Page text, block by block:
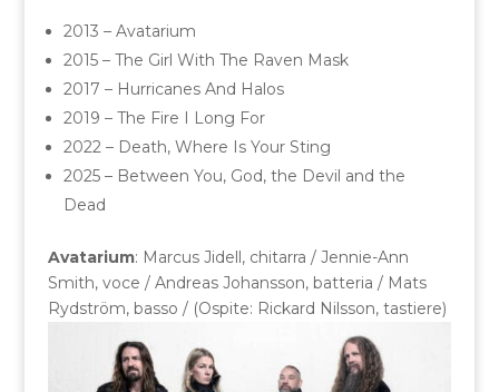
2013 – Avatarium
2015 – The Girl With The Raven Mask
2017 – Hurricanes And Halos
2019 – The Fire I Long For
2022 – Death, Where Is Your Sting
2025 – Between You, God, the Devil and the
Dead
Avatarium: Marcus Jidell, chitarra / Jennie-Ann
Smith, voce / Andreas Johansson, batteria / Mats
Rydström, basso / (Ospite: Rickard Nilsson, tastiere)